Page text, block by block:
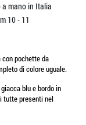
mano in Italia
10 - 11
pochette da
di colore uguale.
blu e bordo in
tutte presenti nel